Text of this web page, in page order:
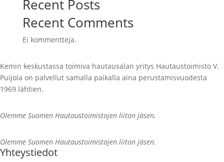
Recent Posts
Recent Comments
Ei kommentteja.
Kemin keskustassa toimiva hautausalan yritys Hautaustoimisto V.
Puijola on palvellut samalla paikalla aina perustamisvuodesta
1969 lähtien.
Olemme Suomen Hautaustoimistojen liiton jäsen.
Olemme Suomen Hautaustoimistojen liiton jäsen.
Yhteystiedot